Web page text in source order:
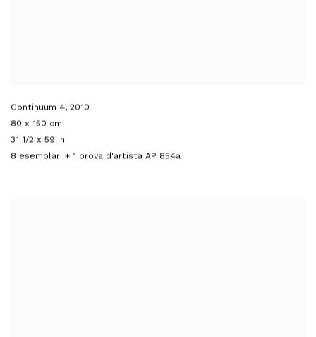
Continuum 4, 2010
80 x 150 cm
31 1/2 x 59 in
8 esemplari + 1 prova d'artista AP 854a